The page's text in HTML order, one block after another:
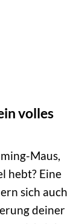
volles
Maus,
hebt? Eine
sich auch
deiner